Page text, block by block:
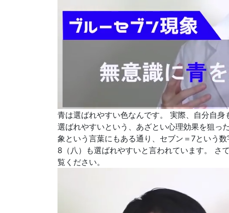
青は選ばれやすい色なんです。 実際、自分自
選ばれやすいという、あざとい心理効果を狙っ
象という言葉にもある通り、セブン＝7という
8（八）も選ばれやすいと言われています。 さ
覧ください。